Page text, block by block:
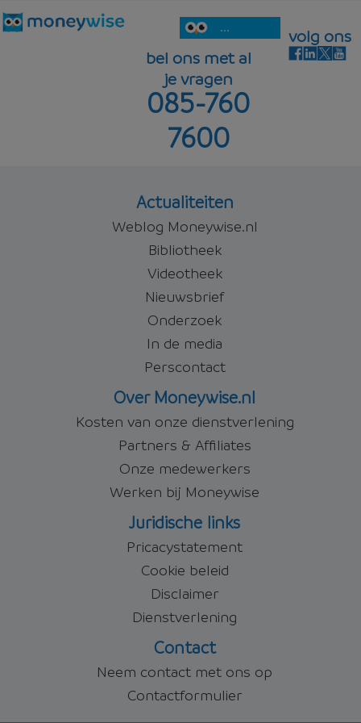
...
bel ons met al
je vragen
085-760
7600
volg ons
Actualiteiten
Weblog Moneywise.nl
Bibliotheek
Videotheek
Nieuwsbrief
Onderzoek
In de media
Perscontact
Over Moneywise.nl
Kosten van onze dienstverlening
Partners & Affiliates
Onze medewerkers
Werken bij Moneywise
Juridische links
Pricacystatement
Cookie beleid
Disclaimer
Dienstverlening
Contact
Neem contact met ons op
Contactformulier